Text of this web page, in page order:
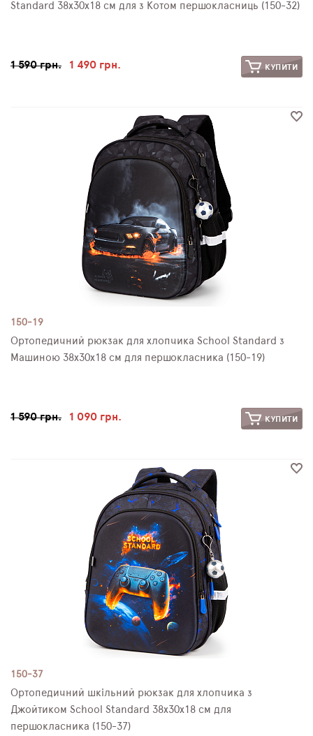
Standard 38х30х18 см для з Котом першокласниць (150-32)
1 590 грн. 1 490 грн. КУПИТИ
150-19
Ортопедичний рюкзак для хлопчика School Standard з
Машиною 38х30х18 см для першокласника (150-19)
1 590 грн. 1 090 грн. КУПИТИ
150-37
Ортопедичний шкільний рюкзак для хлопчика з
Джойтиком School Standard 38х30х18 см для
першокласника (150-37)